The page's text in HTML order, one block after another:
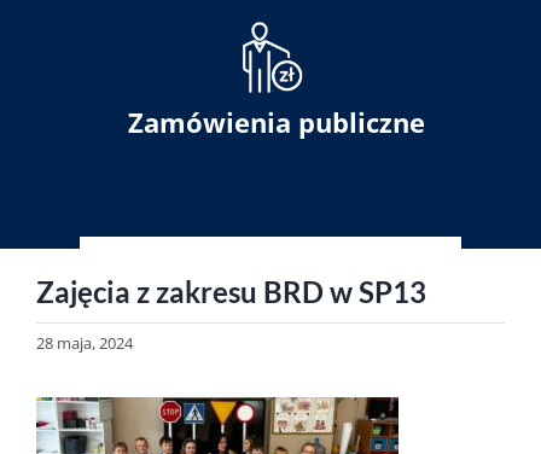
Zamówienia publiczne
Zajęcia z zakresu BRD w SP13
28 maja, 2024